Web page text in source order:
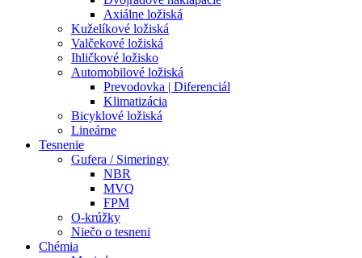
Axiálne ložiská
Kuželíkové ložiská
Valčekové ložiská
Ihličkové ložisko
Automobilové ložiská
Prevodovka | Diferenciál
Klimatizácia
Bicyklové ložiská
Lineárne
Tesnenie
Gufera / Simeringy
NBR
MVQ
FPM
O-krúžky
Niečo o tesneni
Chémia